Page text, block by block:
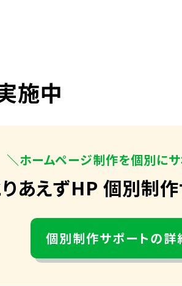
施中
＼ホームページ制作を個別に
りあえずHP 個別制
個別制作サポートの詳